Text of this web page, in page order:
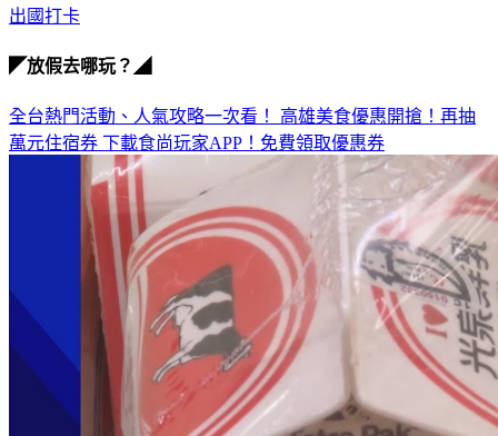
出國打卡
◤放假去哪玩？◢
全台熱門活動、人氣攻略一次看！ 高雄美食優惠開搶！再抽
萬元住宿券 下載食尚玩家APP！免費領取優惠券